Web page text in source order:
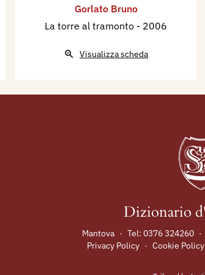
Gorlato Bruno
La torre al tramonto - 2006
Visualizza scheda
Dizionario
Mantova · Tel: 0376 324260 ·
Privacy Policy · Cookie Policy